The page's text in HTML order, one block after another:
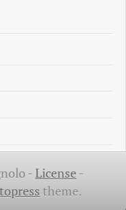
-License -
theme.